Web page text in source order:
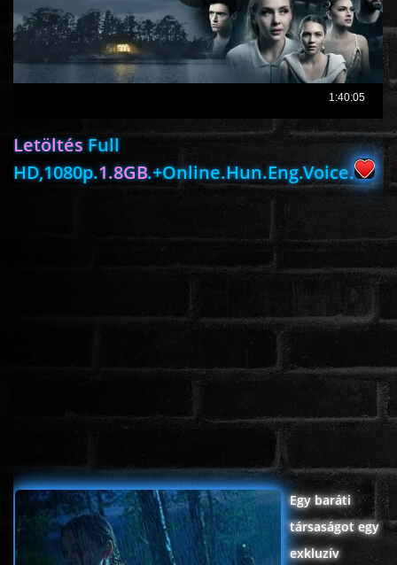
DRÁMA
HÁBORÚS
DOKUMENTUMFILMEK
ÉLŐ ADÁSOK (LIVE)
SOROZAT
LetöltésFull
HD,1080p.1.8GB.+Online.Hun.Eng.Voice.
Egy baráti
társaságot egy
exkluzív